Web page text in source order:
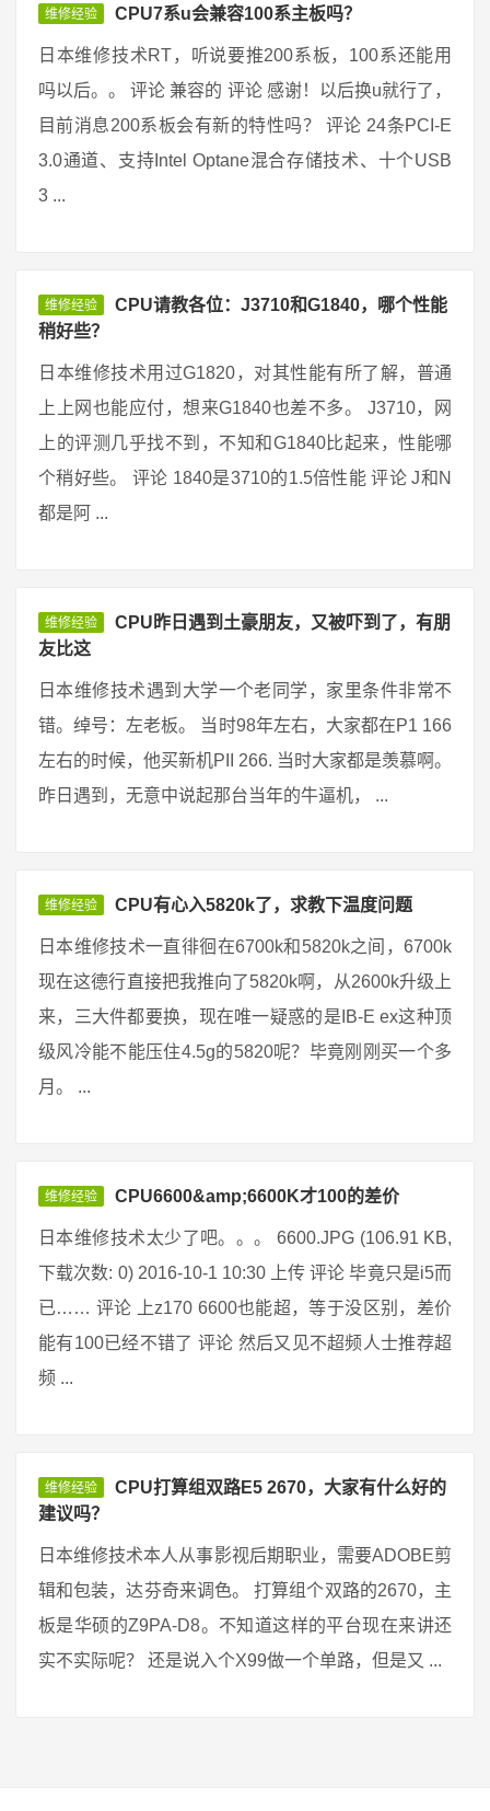
维修经验 CPU7系u会兼容100系主板吗？
日本维修技术RT，听说要推200系板，100系还能用
吗以后。。 评论 兼容的 评论 感谢！以后换u就行了，
目前消息200系板会有新的特性吗？ 评论 24条PCI-E
3.0通道、支持Intel Optane混合存储技术、十个USB
3 ...
维修经验
CPU请教各位：J3710和G1840，哪个性能
稍好些？
日本维修技术用过G1820，对其性能有所了解，普通
上上网也能应付，想来G1840也差不多。 J3710，网
上的评测几乎找不到，不知和G1840比起来，性能哪
个稍好些。 评论 1840是3710的1.5倍性能 评论 J和N
都是阿 ...
维修经验
CPU昨日遇到土豪朋友，又被吓到了，有朋
友比这
日本维修技术遇到大学一个老同学，家里条件非常不
错。绰号：左老板。 当时98年左右，大家都在P1 166
左右的时候，他买新机PII 266. 当时大家都是羡慕啊。
昨日遇到，无意中说起那台当年的牛逼机， ...
维修经验 CPU有心入5820k了，求教下温度问题
日本维修技术一直徘徊在6700k和5820k之间，6700k
现在这德行直接把我推向了5820k啊，从2600k升级上
来，三大件都要换，现在唯一疑惑的是IB-E ex这种顶
级风冷能不能压住4.5g的5820呢？毕竟刚刚买一个多
月。 ...
维修经验 CPU6600&amp;6600K才100的差价
日本维修技术太少了吧。。。 6600.JPG (106.91 KB,
下载次数: 0) 2016-10-1 10:30 上传 评论 毕竟只是i5而
已…… 评论 上z170 6600也能超，等于没区别，差价
能有100已经不错了 评论 然后又见不超频人士推荐超
频 ...
维修经验
CPU打算组双路E5 2670，大家有什么好的
建议吗？
日本维修技术本人从事影视后期职业，需要ADOBE剪
辑和包装，达芬奇来调色。 打算组个双路的2670，主
板是华硕的Z9PA-D8。不知道这样的平台现在来讲还
实不实际呢？ 还是说入个X99做一个单路，但是又 ...